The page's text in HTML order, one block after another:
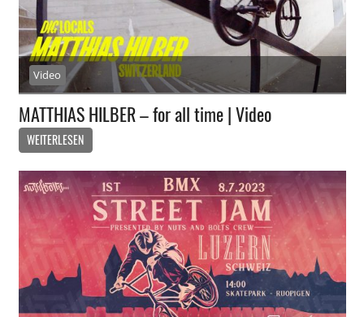
Video
MATTHIAS HILBER – for all time | Video
WEITERLESEN